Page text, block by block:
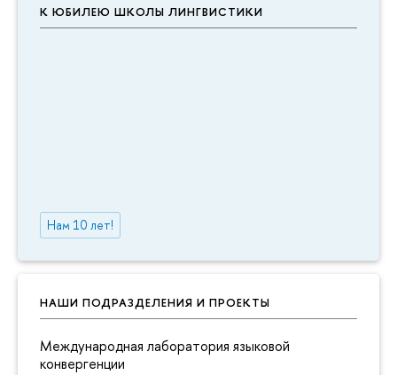
К ЮБИЛЕЮ ШКОЛЫ ЛИНГВИСТИКИ
Нам 10 лет!
НАШИ ПОДРАЗДЕЛЕНИЯ И ПРОЕКТЫ
Международная лаборатория языковой
конвергенции